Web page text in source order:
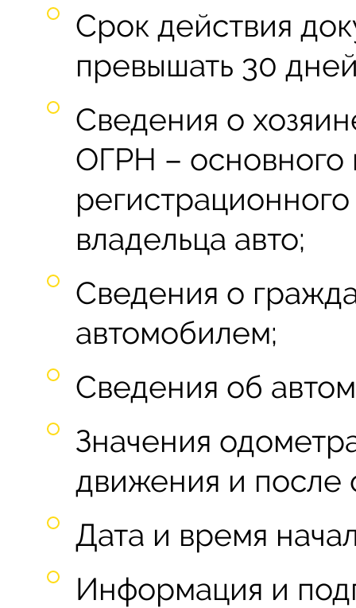
Срок действия
превышать 30
Сведения о
ОГРН – основного
владельца авто;
Сведения о
автомобилем;
Сведения об
Значения
движения и после
Дата и время
Информация и